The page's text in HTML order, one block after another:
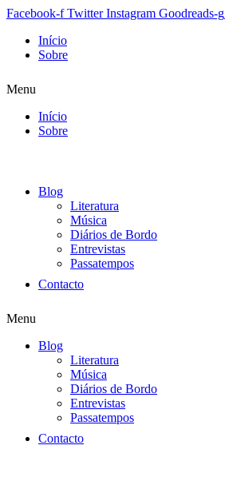
Facebook-f Twitter Instagram Goodreads-g
Início
Sobre
Menu
Início
Sobre
Blog
Literatura
Música
Diários de Bordo
Entrevistas
Passatempos
Contacto
Menu
Blog
Literatura
Música
Diários de Bordo
Entrevistas
Passatempos
Contacto